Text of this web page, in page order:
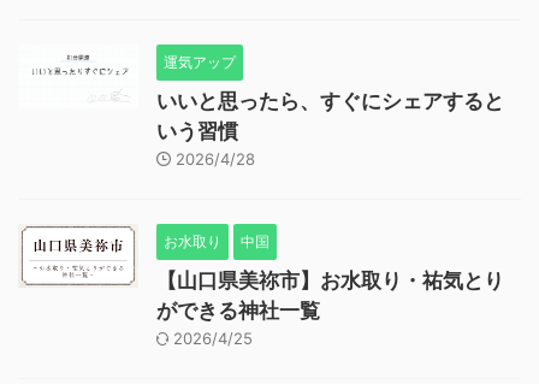
運気アップ
いいと思ったら、すぐにシェアすると
いう習慣
2026/4/28
お水取り 中国
【山口県美祢市】お水取り・祐気とり
ができる神社一覧
2026/4/25